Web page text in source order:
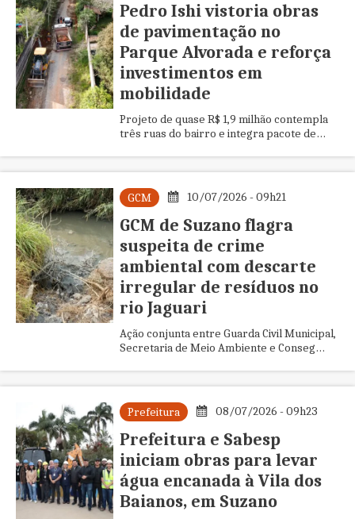
Pedro Ishi vistoria obras
de pavimentação no
Parque Alvorada e reforça
investimentos em
mobilidade
Projeto de quase R$ 1,9 milhão contempla
três ruas do bairro e integra pacote de
GCM 10/07/2026 - 09h21
GCM de Suzano flagra
suspeita de crime
ambiental com descarte
irregular de resíduos no
rio Jaguari
Ação conjunta entre Guarda Civil Municipal,
Secretaria de Meio Ambiente e Conseg
localizada no Cidade Boa Vista
Prefeitura
08/07/2026 - 09h23
Prefeitura e Sabesp
iniciam obras para levar
água encanada à Vila dos
Baianos, em Suzano